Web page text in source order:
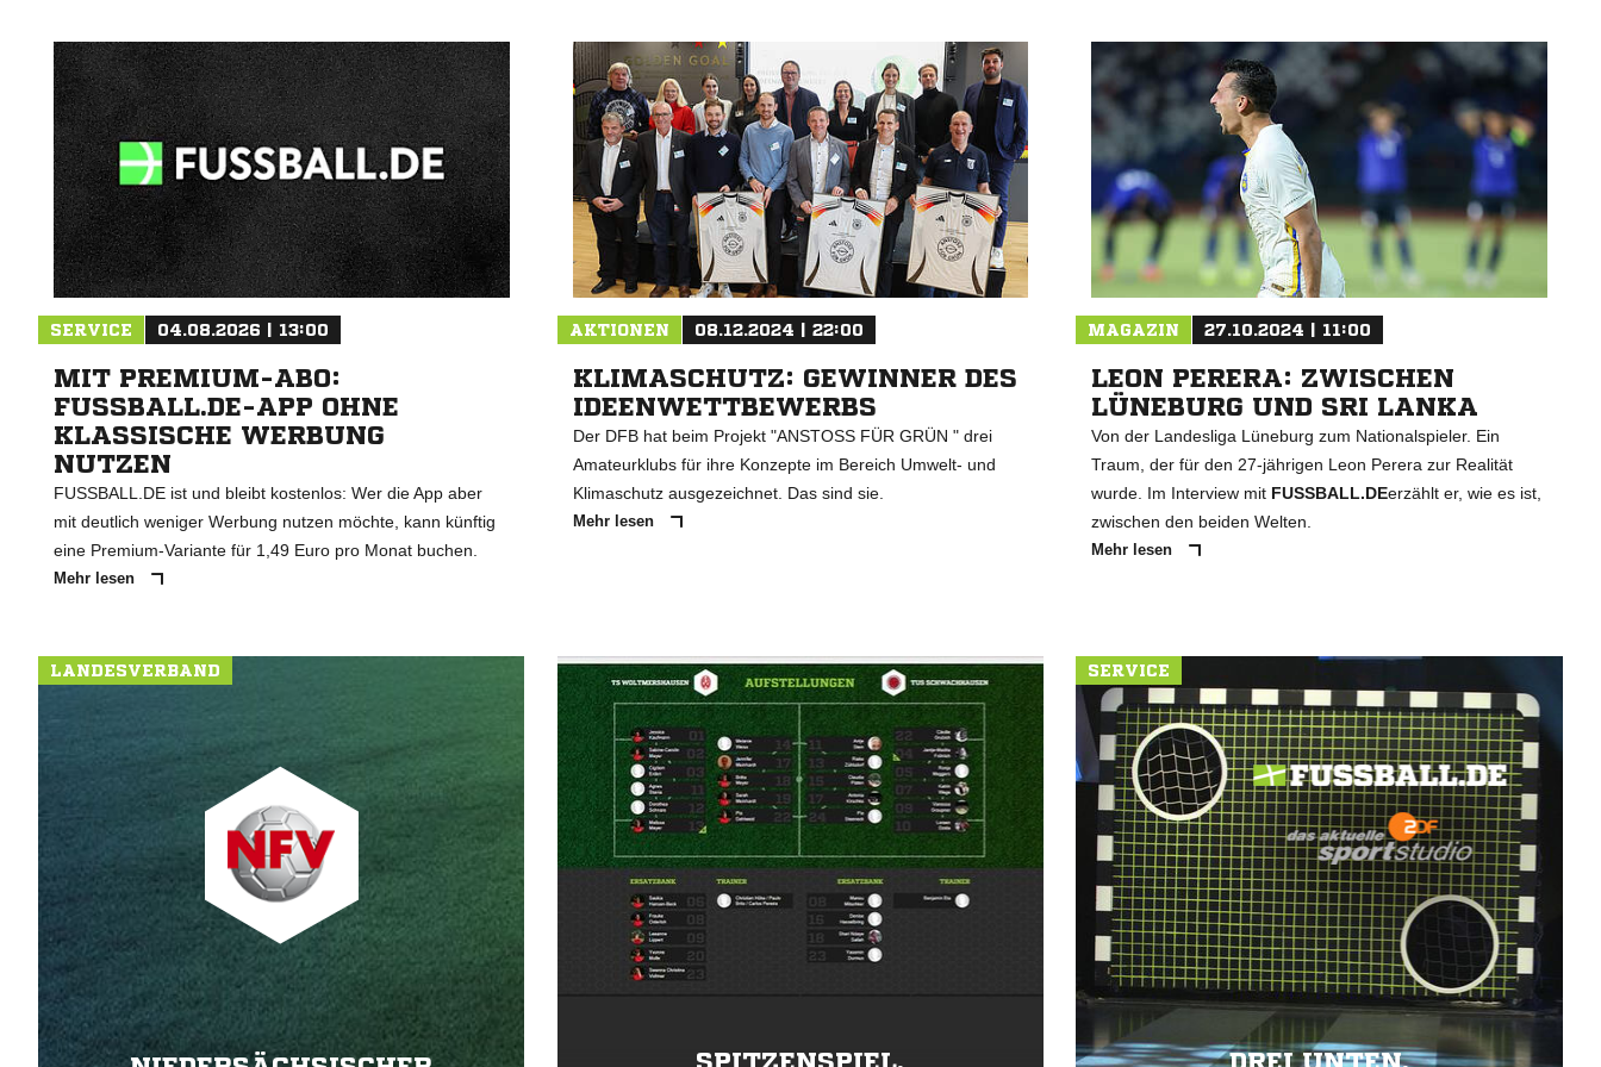
SERVICE 04.08.2026 | 13:00
MIT PREMIUM-ABO:
FUSSBALL.DE-APP OHNE
KLASSISCHE WERBUNG
NUTZEN
FUSSBALL.DE ist und bleibt kostenlos: Wer die App aber
mit deutlich weniger Werbung nutzen möchte, kann künftig
eine Premium-Variante für 1,49 Euro pro Monat buchen.
Mehr lesen
AKTIONEN 08.12.2024 | 22:00
KLIMASCHUTZ: GEWINNER DES
IDEENWETTBEWERBS
Der DFB hat beim Projekt "ANSTOSS FÜR GRÜN " drei
Amateurklubs für ihre Konzepte im Bereich Umwelt- und
Klimaschutz ausgezeichnet. Das sind sie.
Mehr lesen
MAGAZIN 27.10.2024 | 11:00
LEON PERERA: ZWISCHEN
LÜNEBURG UND SRI LANKA
Von der Landesliga Lüneburg zum Nationalspieler. Ein
Traum, der für den 27-jährigen Leon Perera zur Realität
wurde. Im Interview mit FUSSBALL.DEerzählt er, wie es ist,
zwischen den beiden Welten.
Mehr lesen
LANDESVERBAND SERVICE